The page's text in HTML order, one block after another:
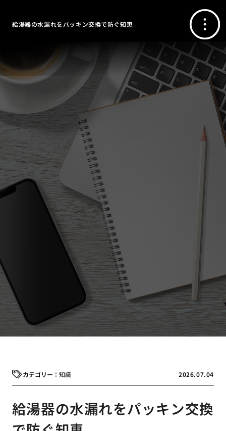
給湯器の水漏れをパッキン交換で防ぐ知恵
2026.07.04
知識
給湯器の水漏れをパッキン交換